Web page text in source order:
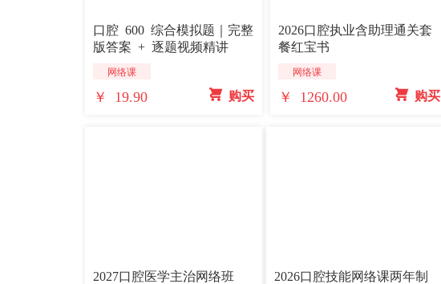
口腔 600 综合模拟题｜完整
版答案 + 逐题视频精讲
网络课
￥ 19.90  购买
2026口腔执业含助理通关套
餐红宝书
网络课
￥ 1260.00  购买
2027口腔医学主治网络班 2026口腔技能网络课两年制